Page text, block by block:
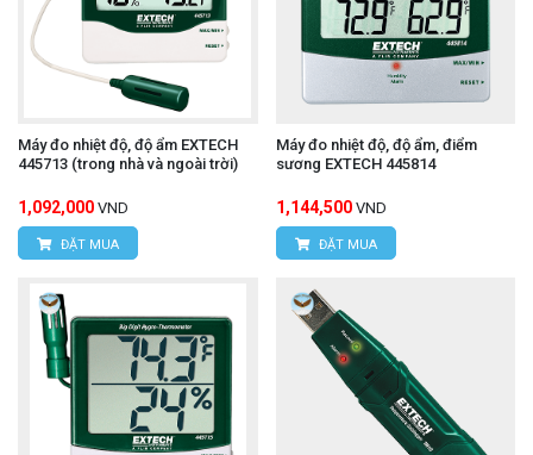
Máy đo nhiệt độ, độ ẩm EXTECH
445713 (trong nhà và ngoài trời)
1,092,000 VND
ĐẶT MUA
Máy đo nhiệt độ, độ ẩm, điểm
sương EXTECH 445814
1,144,500 VND
ĐẶT MUA